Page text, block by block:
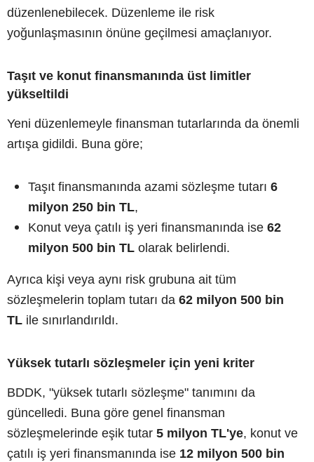
düzenlenebilecek. Düzenleme ile risk
yoğunlaşmasının önüne geçilmesi amaçlanıyor.
Taşıt ve konut finansmanında üst limitler
yükseltildi
Yeni düzenlemeyle finansman tutarlarında da önemli
artışa gidildi. Buna göre;
Taşıt finansmanında azami sözleşme tutarı 6
milyon 250 bin TL,
Konut veya çatılı iş yeri finansmanında ise 62
milyon 500 bin TL olarak belirlendi.
Ayrıca kişi veya aynı risk grubuna ait tüm
sözleşmelerin toplam tutarı da 62 milyon 500 bin
TL ile sınırlandırıldı.
Yüksek tutarlı sözleşmeler için yeni kriter
BDDK, "yüksek tutarlı sözleşme" tanımını da
güncelledi. Buna göre genel finansman
sözleşmelerinde eşik tutar 5 milyon TL'ye, konut ve
çatılı iş yeri finansmanında ise 12 milyon 500 bin